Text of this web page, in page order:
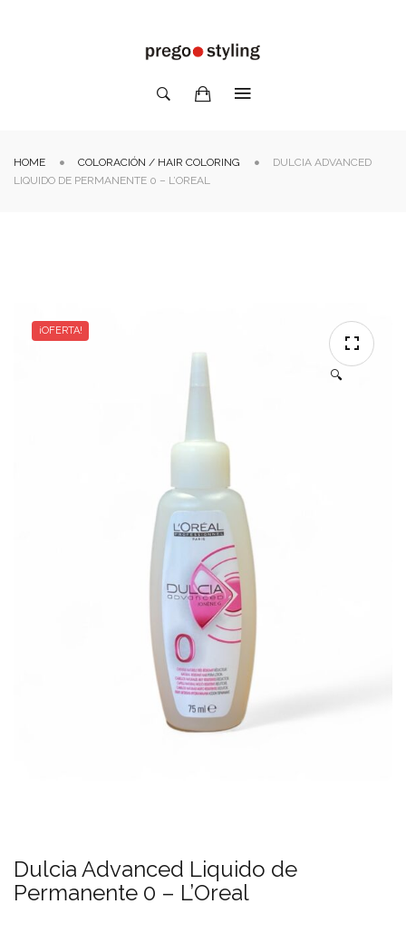
HOME COLORACIÓN / HAIR COLORING
DULCIA ADVANCED
LIQUIDO DE PERMANENTE 0 – L’OREAL
¡OFERTA!
🔍
Dulcia Advanced Liquido de
Permanente 0 – L’Oreal